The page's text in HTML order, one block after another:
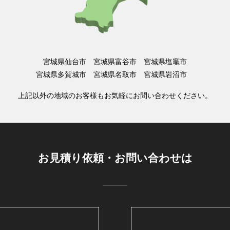
宮城県仙台市 宮城県富谷市 宮城県塩竈市
宮城県多賀城市 宮城県名取市 宮城県岩沼市
上記以外の地域のお客様もお気軽にお問い合わせください。
お見積り依頼・お問い合わせは